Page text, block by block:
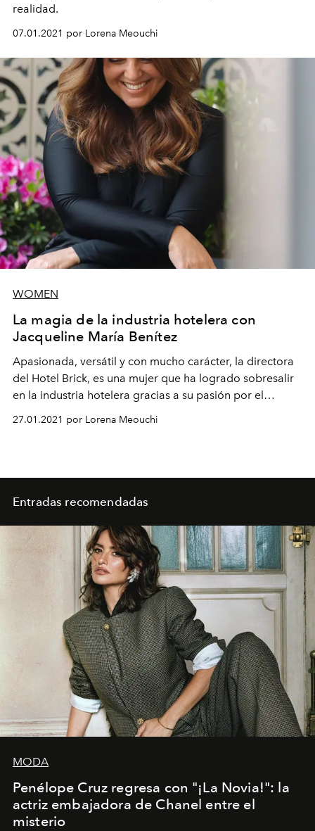
realidad.
07.01.2021 por Lorena Meouchi
WOMEN
La magia de la industria hotelera con
Jacqueline María Benítez
Apasionada, versátil y con mucho carácter, la directora
del Hotel Brick, es una mujer que ha logrado sobresalir
en la industria hotelera gracias a su pasión por el
verdadero servicio al cliente.
27.01.2021 por Lorena Meouchi
Entradas recomendadas
MODA
Penélope Cruz regresa con "¡La Novia!": la
actriz embajadora de Chanel entre el
misterio